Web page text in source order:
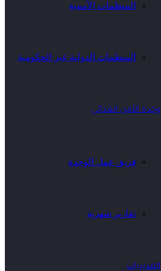
المنظمات الأممية
المنظمات الدولية غير الحكومية
وحدة الأمن الغذائي
فريق عمل الوحدة
تقارير شهرية
المديريات